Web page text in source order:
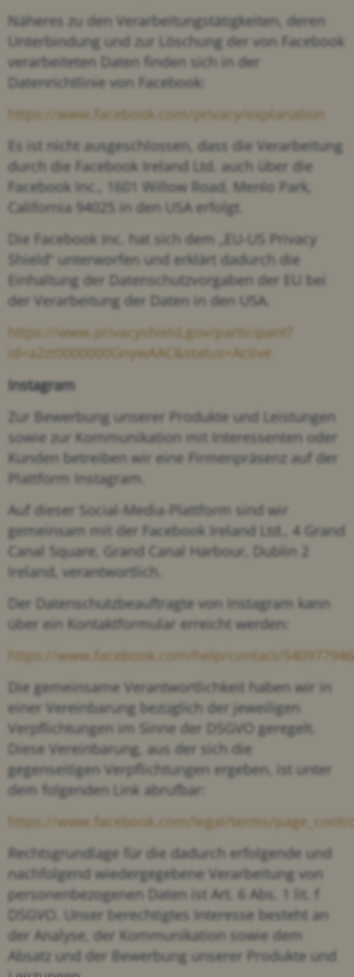
Näheres zu den Verarbeitungstätigkeiten, deren
Unterbindung und zur Löschung der von Facebook
verarbeiteten Daten finden sich in der
Datenrichtlinie von Facebook:
https://www.facebook.com/privacy/explanation
Es ist nicht ausgeschlossen, dass die Verarbeitung
durch die Facebook Ireland Ltd. auch über die
Facebook Inc., 1601 Willow Road, Menlo Park,
California 94025 in den USA erfolgt.
Die Facebook Inc. hat sich dem „EU-US Privacy
Shield“ unterworfen und erklärt dadurch die
Einhaltung der Datenschutzvorgaben der EU bei
der Verarbeitung der Daten in den USA.
https://www.privacyshield.gov/participant?
id=a2zt0000000GnywAAC&status=Active
Instagram
Zur Bewerbung unserer Produkte und Leistungen
sowie zur Kommunikation mit Interessenten oder
Kunden betreiben wir eine Firmenpräsenz auf der
Plattform Instagram.
Auf dieser Social-Media-Plattform sind wir
gemeinsam mit der Facebook Ireland Ltd., 4 Grand
Canal Square, Grand Canal Harbour, Dublin 2
Ireland, verantwortlich.
Der Datenschutzbeauftragte von Instagram kann
über ein Kontaktformular erreicht werden:
https://www.facebook.com/help/contact/
Die gemeinsame Verantwortlichkeit haben wir in
einer Vereinbarung bezüglich der jeweiligen
Verpflichtungen im Sinne der DSGVO geregelt.
Diese Vereinbarung, aus der sich die
gegenseitigen Verpflichtungen ergeben, ist unter
dem folgenden Link abrufbar:
https://www.facebook.com/legal/terms/
Rechtsgrundlage für die dadurch erfolgende und
nachfolgend wiedergegebene Verarbeitung von
personenbezogenen Daten ist Art. 6 Abs. 1 lit. f
DSGVO. Unser berechtigtes Interesse besteht an
der Analyse, der Kommunikation sowie dem
Absatz und der Bewerbung unserer Produkte und